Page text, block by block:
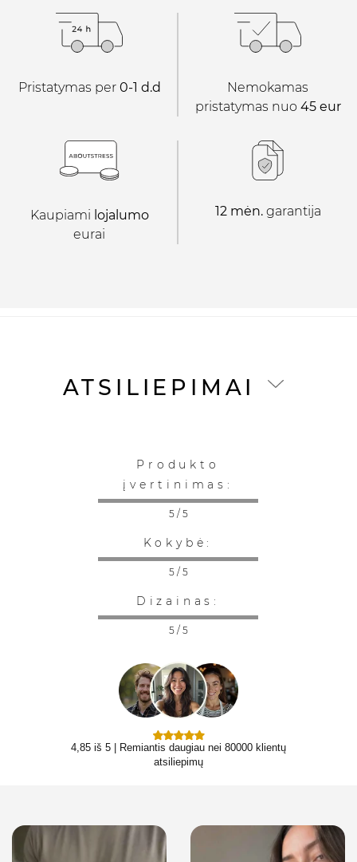
Pristatymas per 0-1 d.d
Nemokamas
pristatymas nuo 45 eur
Kaupiami lojalumo
eurai
12 mėn.garantija
ATSILIEPIMAI
Produkto
įvertinimas:
5 / 5
Kokybė:
5 / 5
Dizainas:
5 / 5
4,85 iš 5 | Remiantis daugiau nei 80000 klientų
atsiliepimų